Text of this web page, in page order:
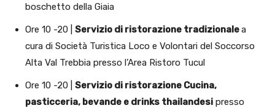
boschetto della Giaia
Ore 10 -20 | Servizio di ristorazione tradizionalea
cura di Società Turistica Loco e Volontari del Soccorso
Alta Val Trebbia presso l’Area Ristoro Tucul
Ore 10 -20 | Servizio di ristorazione Cucina,
pasticceria, bevande e drinks thailandesi presso